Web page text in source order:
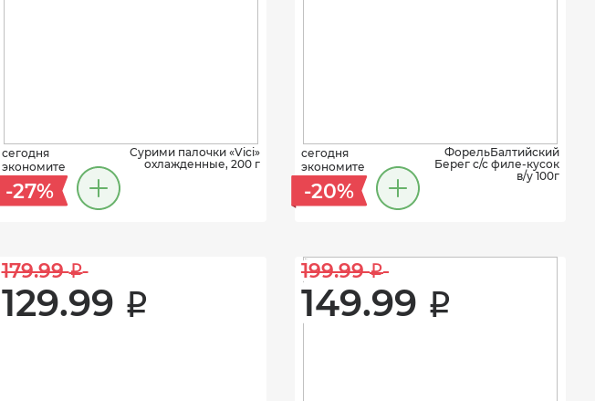
сегодня
экономите
-27%
Сурими палочки «Vici»
охлажденные, 200 г
сегодня
экономите
-20%
ФорельБалтийский
Берег с/с филе-кусок
в/у 100г
179.99 i
129.99 i
199.99 i
149.99 i